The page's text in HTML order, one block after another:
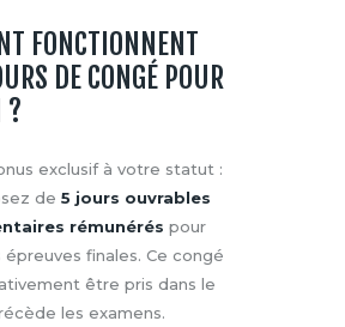
FONCTIONNENT
DE CONGÉ POUR
?
exclusif à votre statut :
de 5 jours ouvrables
rémunérés pour
épreuves finales. Ce congé
être pris dans le
les examens.